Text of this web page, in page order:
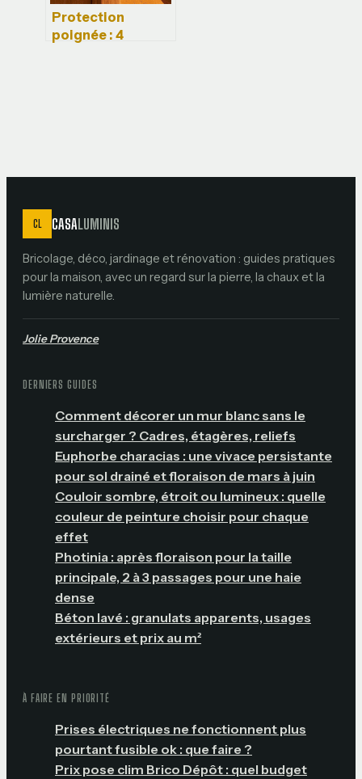
Protection
poignée : 4
CL CASALUMINIS
Bricolage, déco, jardinage et rénovation : guides pratiques
pour la maison, avec un regard sur la pierre, la chaux et la
lumière naturelle.
Jolie Provence
DERNIERS GUIDES
Comment décorer un mur blanc sans le
surcharger ? Cadres, étagères, reliefs
Euphorbe characias : une vivace persistante
pour sol drainé et floraison de mars à juin
Couloir sombre, étroit ou lumineux : quelle
couleur de peinture choisir pour chaque
effet
Photinia : après floraison pour la taille
principale, 2 à 3 passages pour une haie
dense
Béton lavé : granulats apparents, usages
extérieurs et prix au m²
À FAIRE EN PRIORITÉ
Prises électriques ne fonctionnent plus
pourtant fusible ok : que faire ?
Prix pose clim Brico Dépôt : quel budget